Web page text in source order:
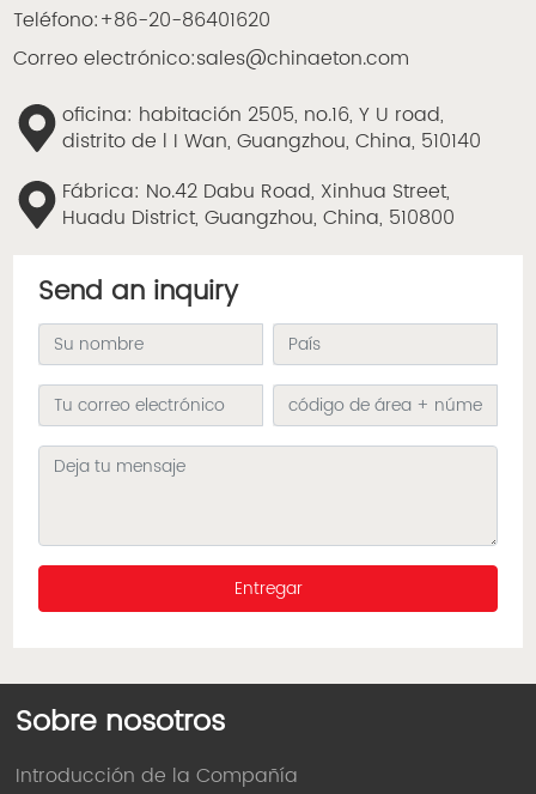
Teléfono:+86-20-86401620
Correo electrónico:sales@chinaeton.com
oficina: habitación 2505, no.16, Y U road,
distrito de l I Wan, Guangzhou, China, 510140
Fábrica: No.42 Dabu Road, Xinhua Street,
Huadu District, Guangzhou, China, 510800
Send an inquiry
Entregar
Sobre nosotros
Introducción de la Compañía